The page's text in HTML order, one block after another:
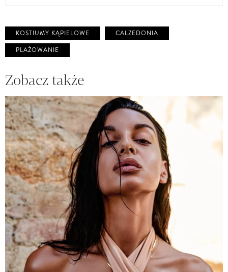
KOSTIUMY KĄPIELOWE
CALZEDONIA
PLAŻOWANIE
Zobacz także